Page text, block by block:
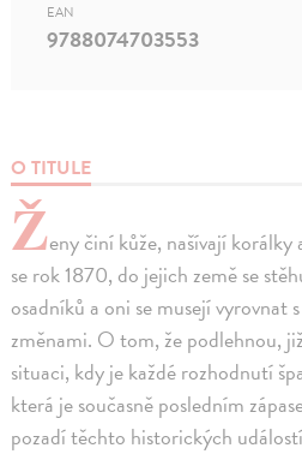
O TITULE
Ženy činí kůže, našívají
se rok 1870, do jejich země se
osadníků a oni se musejí vyrovnat
změnami. O tom, že podlehnou,
situaci, kdy je každé rozhodnutí
která je současně posledním
pozadí těchto historických
EAN
9788074703553